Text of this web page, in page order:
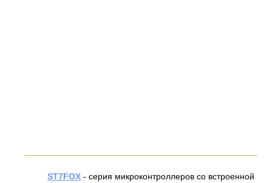
ST7FOX - серия микроконтроллеров со встроенной